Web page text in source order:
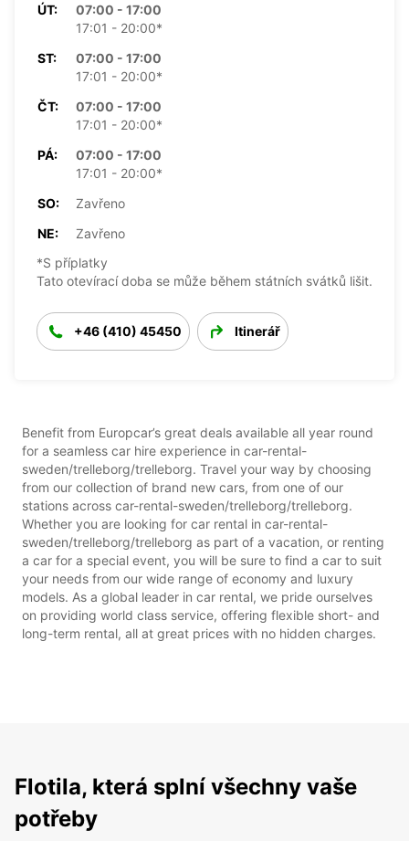
ÚT:
07:00 - 17:00
17:01 - 20:00*
ST:
07:00 - 17:00
17:01 - 20:00*
ČT:
07:00 - 17:00
17:01 - 20:00*
PÁ:
07:00 - 17:00
17:01 - 20:00*
SO:
Zavřeno
NE:
Zavřeno
*S příplatky
Tato otevírací doba se může během státních svátků lišit.
+46 (410) 45450 Itinerář
Benefit from Europcar’s great deals available all year round
for a seamless car hire experience in car-rental-
sweden/trelleborg/trelleborg. Travel your way by choosing
from our collection of brand new cars, from one of our
stations across car-rental-sweden/trelleborg/trelleborg.
Whether you are looking for car rental in car-rental-
sweden/trelleborg/trelleborg as part of a vacation, or renting
a car for a special event, you will be sure to find a car to suit
your needs from our wide range of economy and luxury
models. As a global leader in car rental, we pride ourselves
on providing world class service, offering flexible short- and
long-term rental, all at great prices with no hidden charges.
Flotila, která splní všechny vaše
potřeby